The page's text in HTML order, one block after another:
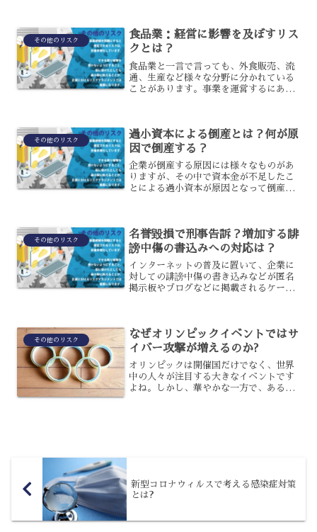
を削除するとい...
その他のリスク
食品業：経営に影響を及ぼすリス
クとは？
食品業と一言で言っても、外食販売、流
通、生産など様々な分野に分かれている
ことがあります。事業を運営するにあた
ならないように、リスクを...
その他のリスク
過小資本による倒産とは？何が原
因で倒産する？
企業が倒産する原因には様々なものがあ
りますが、その中で資本金が不足したこ
とによる過小資本が原因となって倒産し
についてと、その詳し...
その他のリスク
名誉毀損で刑事告訴？増加する誹
謗中傷の書込みへの対応は？
インターネットの普及に置いて、企業に
対しての誹謗中傷の書き込みなどが匿名
掲示板やブログなどに掲載されるケース
の自由という権利意識、価...
その他のリスク
なぜオリンピックイベントではサ
イバー攻撃が増えるのか?
オリンピックは開催国だけでなく、世界
中の人々が注目する大きなイベントです
よね。しかし、華やかな一方で、ある問
新型コロナウィルスで考える感染症対策
とは?